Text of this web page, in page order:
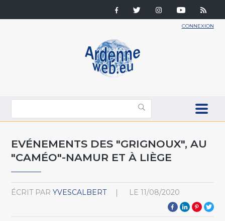
CONNEXION
EVÉNEMENTS DES "GRIGNOUX", AU
"CAMÉO"-NAMUR ET À LIÈGE
ÉCRIT PAR YVESCALBERT LE 11/08/2020